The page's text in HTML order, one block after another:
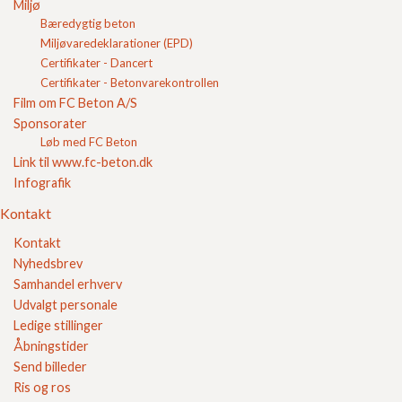
Miljø
Bæredygtig beton
Miljøvaredeklarationer (EPD)
Certifikater - Dancert
Certifikater - Betonvarekontrollen
Film om FC Beton A/S
Sponsorater
Løb med FC Beton
Link til www.fc-beton.dk
Infografik
Kontakt
Kontakt
Nyhedsbrev
Samhandel erhverv
Udvalgt personale
Ledige stillinger
Åbningstider
Send billeder
Ris og ros
FC Kvalitet
Se vores kvalitetssikring her